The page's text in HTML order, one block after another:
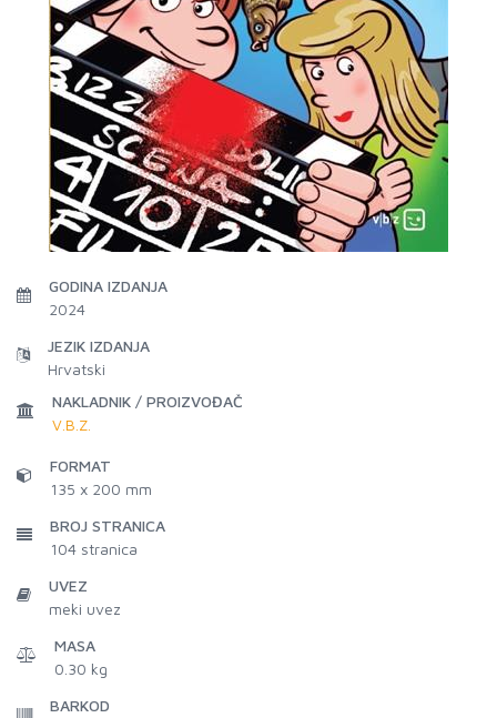
GODINA IZDANJA
2024
JEZIK IZDANJA
Hrvatski
NAKLADNIK / PROIZVOĐAČ
V.B.Z.
FORMAT
135 x 200 mm
BROJ STRANICA
104 stranica
UVEZ
meki uvez
MASA
0.30 kg
BARKOD